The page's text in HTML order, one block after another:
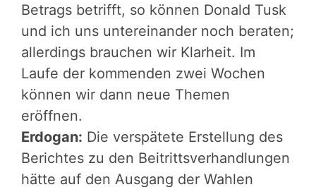
Betrags betrifft, so können Donald Tusk
und ich uns untereinander noch beraten;
allerdings brauchen wir Klarheit. Im
Laufe der kommenden zwei Wochen
können wir dann neue Themen
eröffnen.
Erdogan: Die verspätete Erstellung des
Berichtes zu den Beitrittsverhandlungen
hätte auf den Ausgang der Wahlen